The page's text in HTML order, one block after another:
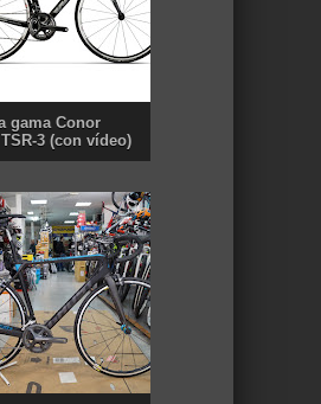
gama Conor
3 (con vídeo)